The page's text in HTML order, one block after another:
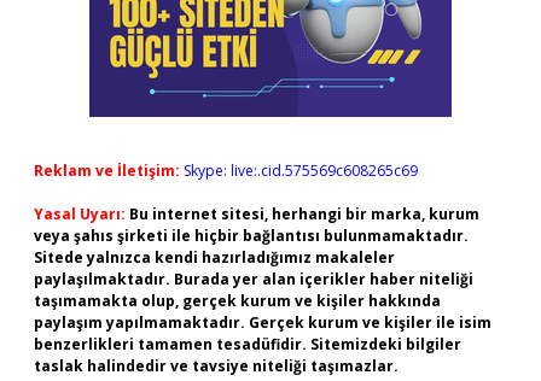
Reklam ve İletişim: Skype: live:.cid.575569c608265c69
Yasal Uyarı: Bu internet sitesi, herhangi bir marka, kurum
veya şahıs şirketi ile hiçbir bağlantısı bulunmamaktadır.
Sitede yalnızca kendi hazırladığımız makaleler
paylaşılmaktadır. Burada yer alan içerikler haber niteliği
taşımamakta olup, gerçek kurum ve kişiler hakkında
paylaşım yapılmamaktadır. Gerçek kurum ve kişiler ile isim
benzerlikleri tamamen tesadüfidir. Sitemizdeki bilgiler
taslak halindedir ve tavsiye niteliği taşımazlar.